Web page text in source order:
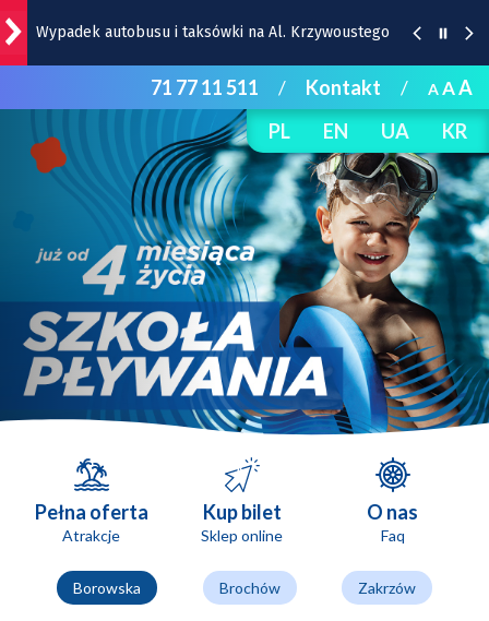
Wypadek autobusu i taksówki na Al. Krzywoustego
Zmiana organizacji ruchu na rondzie przy Granicznej
Salon jak z Wersalu! Na Zamku Książ można
zachwycać się przepięknym wnętrzem [ZDJĘCIA]
Wrocław krok po kroku. Absolwenci Szkoły
Sąsiedzkich Spacerów zapraszają w trasę
Gwiazdy wystąpią na Dworcu Głównym we Wrocławiu
| TERMINY
71 77 11 511 / Kontakt / AAA
PL
EN UA KR
Pełna oferta
Atrakcje
Kup bilet
Sklep online
O nas
Faq
Borowska Brochów Zakrzów